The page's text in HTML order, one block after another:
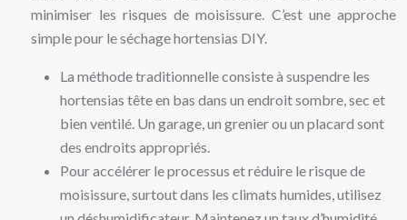
minimiser les risques de moisissure. C’est une approche
simple pour le séchage hortensias DIY.
La méthode traditionnelle consiste à suspendre les
hortensias tête en bas dans un endroit sombre, sec et
bien ventilé. Un garage, un grenier ou un placard sont
des endroits appropriés.
Pour accélérer le processus et réduire le risque de
moisissure, surtout dans les climats humides, utilisez